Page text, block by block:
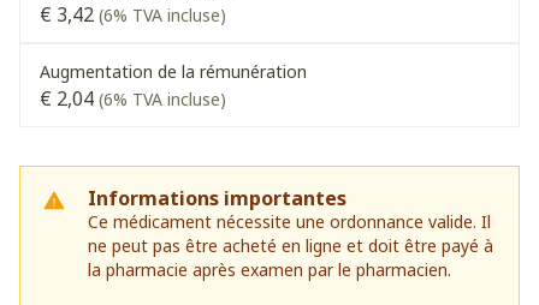
€ 3,42 (6% TVA incluse)
Augmentation de la rémunération
€ 2,04 (6% TVA incluse)
Informations importantes
Ce médicament nécessite une ordonnance valide. Il
ne peut pas être acheté en ligne et doit être payé à
la pharmacie après examen par le pharmacien.